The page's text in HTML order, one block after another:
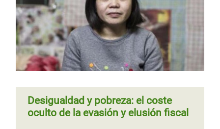
Entre el suelo y el cielo
Desigualdad y pobreza: el coste
oculto de la evasión y elusión fiscal